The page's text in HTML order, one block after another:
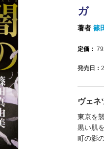
ガ
著者 篠
定価：
発売日：
ヴェネ
東京を
黒い肌
町の影